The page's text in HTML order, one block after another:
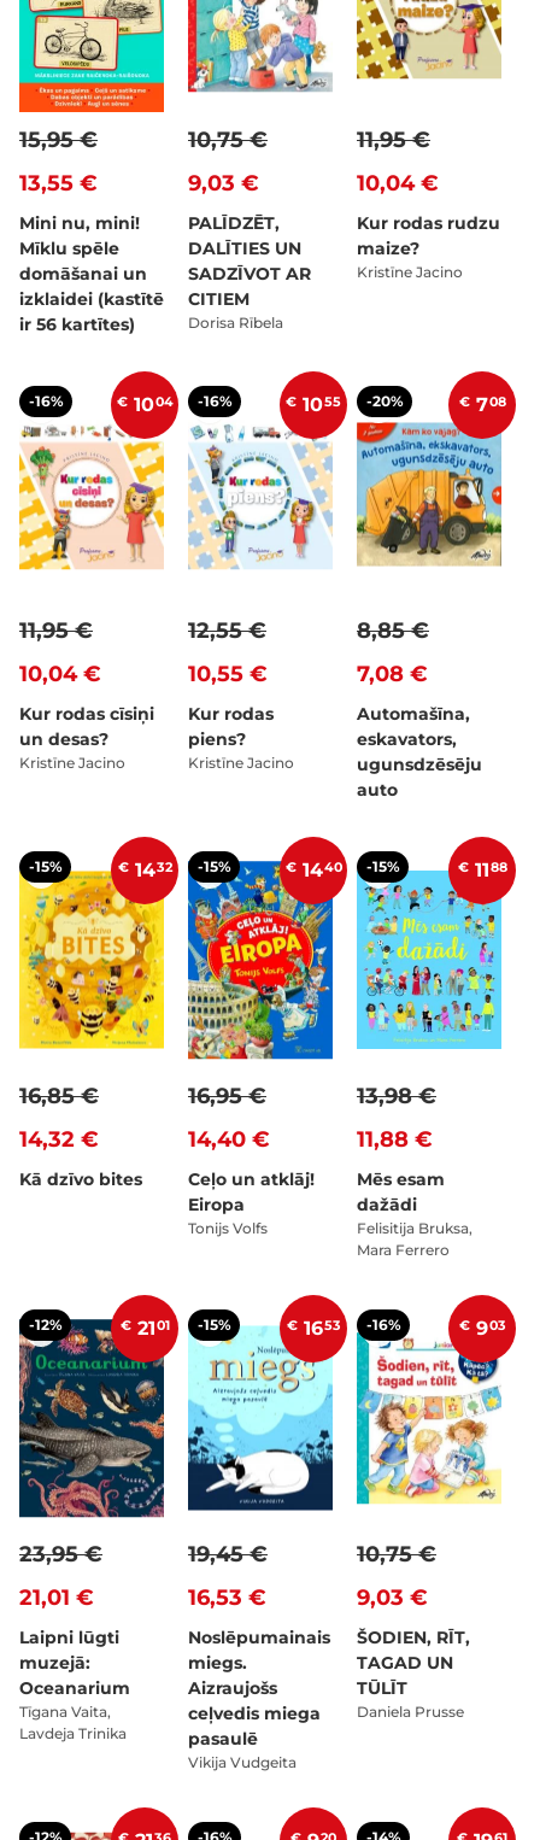
13,55 €
15,95 €
Mini nu, mini!
Mīklu spēle
domāšanai un
izklaidei (kastītē
ir 56 kartītes)
9,03 €
10,75 €
PALĪDZĒT,
DALĪTIES UN
SADZĪVOT AR
CITIEM
Dorisa Rībela
10,04 €
11,95 €
Kur rodas rudzu
maize?
Kristīne Jacino
-16% € 1004
10,04 €
11,95 €
Kur rodas cīsiņi
un desas?
Kristīne Jacino
-16% € 1055
10,55 €
12,55 €
Kur rodas
piens?
Kristīne Jacino
-20% € 708
7,08 €
8,85 €
Automašīna,
eskavators,
ugunsdzēsēju
auto
-15% € 1432
14,32 €
16,85 €
Kā dzīvo bites
-15% € 1440
14,40 €
16,95 €
Ceļo un atklāj!
Eiropa
Tonijs Volfs
-15% € 1188
11,88 €
13,98 €
Mēs esam
dažādi
Felisitija Bruksa,
Mara Ferrero
-12% € 2101
21,01 €
23,95 €
Laipni lūgti
muzejā:
Oceanarium
Tīgana Vaita,
Lavdeja Trinika
-15% € 1653
16,53 €
19,45 €
Noslēpumainais
miegs.
Aizraujošs
ceļvedis miega
pasaulē
Vikija Vudgeita
-16% € 903
9,03 €
10,75 €
ŠODIEN, RĪT,
TAGAD UN
TŪLĪT
Daniela Prusse